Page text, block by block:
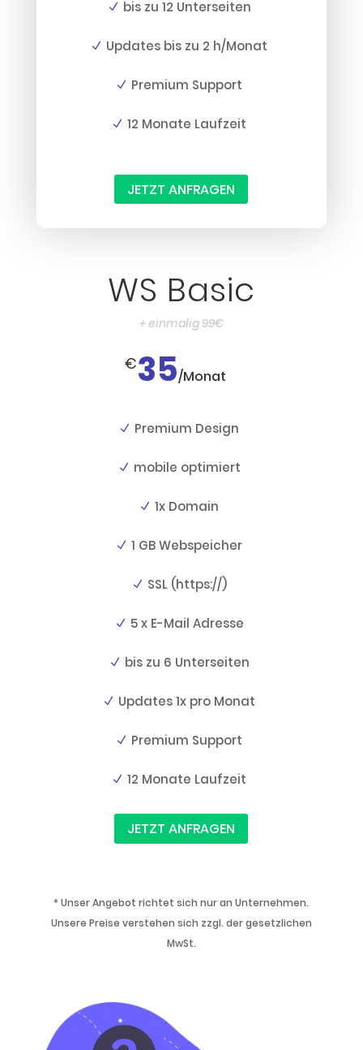
bis zu 12 Unterseiten
Updates bis zu 2 h/Monat
Premium Support
12 Monate Laufzeit
JETZT ANFRAGEN
WS Basic
+ einmalig 99€
€35/Monat
Premium Design
mobile optimiert
1x Domain
1 GB Webspeicher
SSL (https://)
5 x E-Mail Adresse
bis zu 6 Unterseiten
Updates 1x pro Monat
Premium Support
12 Monate Laufzeit
JETZT ANFRAGEN
* Unser Angebot richtet sich nur an Unternehmen.
Unsere Preise verstehen sich zzgl. der gesetzlichen
MwSt.